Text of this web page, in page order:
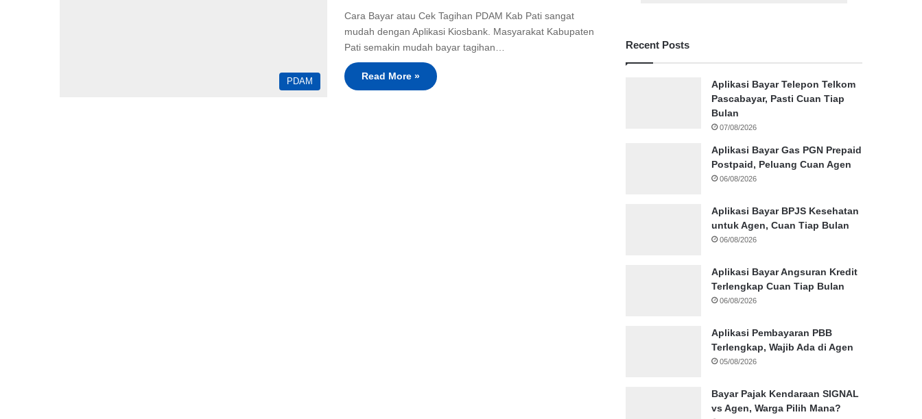
PDAM
Cara Bayar atau Cek Tagihan PDAM Kab Pati sangat
mudah dengan Aplikasi Kiosbank. Masyarakat Kabupaten
Pati semakin mudah bayar tagihan…
Read More »
Recent Posts
Aplikasi Bayar Telepon Telkom
Pascabayar, Pasti Cuan Tiap
Bulan
07/08/2026
Aplikasi Bayar Gas PGN Prepaid
Postpaid, Peluang Cuan Agen
06/08/2026
Aplikasi Bayar BPJS Kesehatan
untuk Agen, Cuan Tiap Bulan
06/08/2026
Aplikasi Bayar Angsuran Kredit
Terlengkap Cuan Tiap Bulan
06/08/2026
Aplikasi Pembayaran PBB
Terlengkap, Wajib Ada di Agen
05/08/2026
Bayar Pajak Kendaraan SIGNAL
vs Agen, Warga Pilih Mana?